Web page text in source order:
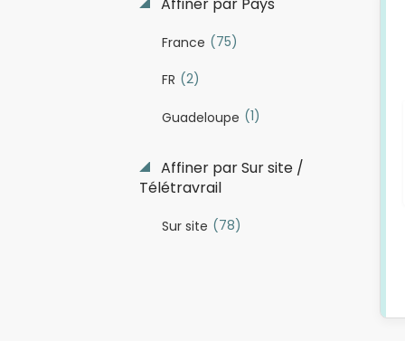
Affiner par Pays
France (75)
FR (2)
Guadeloupe (1)
Affiner par Sur site /
Télétravrail
Sur site (78)